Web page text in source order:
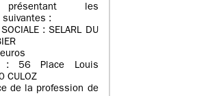
présentant les
:
: SELARL DU
: 56 Place Louis
CULOZ
de la profession de